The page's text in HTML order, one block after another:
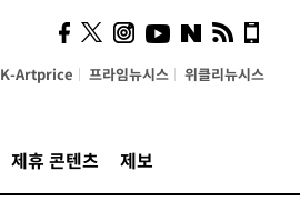
K-Artprice 프라임뉴시스 위클리뉴시스
제휴 콘텐츠 제보
시, 스마트폰 액세서리에
NFC 더했다